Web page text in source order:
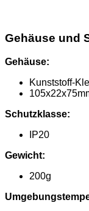
Gehäuse und
Gehäuse:
Kunststoff-
Schutzklasse:
IP20
Gewicht:
200g